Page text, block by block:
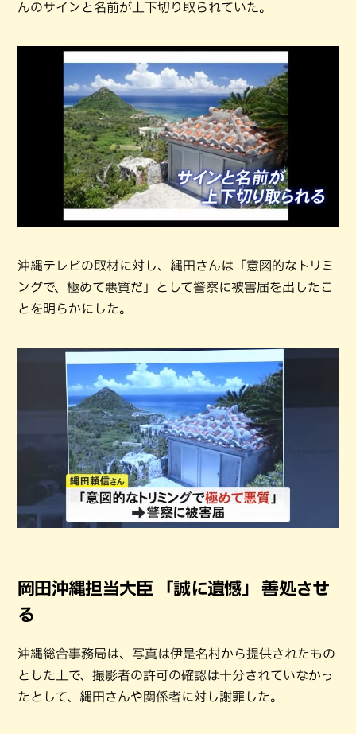
んのサインと名前が上下切り取られていた。
沖縄テレビの取材に対し、縄田さんは「意図的なトリミ
ングで、極めて悪質だ」として警察に被害届を出したこ
とを明らかにした。
岡田沖縄担当大臣 「誠に遺憾」 善処させ
る
沖縄総合事務局は、写真は伊是名村から提供されたもの
とした上で、撮影者の許可の確認は十分されていなかっ
たとして、縄田さんや関係者に対し謝罪した。